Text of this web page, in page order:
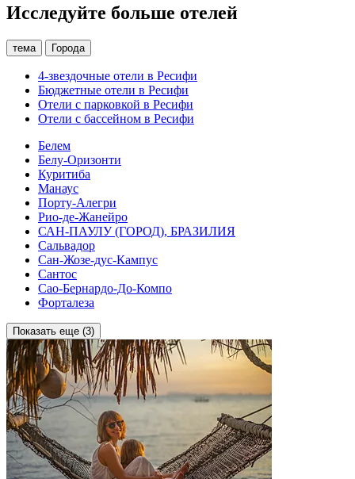
Исследуйте больше отелей
тема Города
4-звездочные отели в Ресифи
Бюджетные отели в Ресифи
Отели с парковкой в Ресифи
Отели с бассейном в Ресифи
Белем
Белу-Оризонти
Куритиба
Манаус
Порту-Алегри
Рио-де-Жанейро
САН-ПАУЛУ (ГОРОД), БРАЗИЛИЯ
Сальвадор
Сан-Жозе-дус-Кампус
Сантос
Сао-Бернардо-До-Компо
Форталеза
Показать еще (3)